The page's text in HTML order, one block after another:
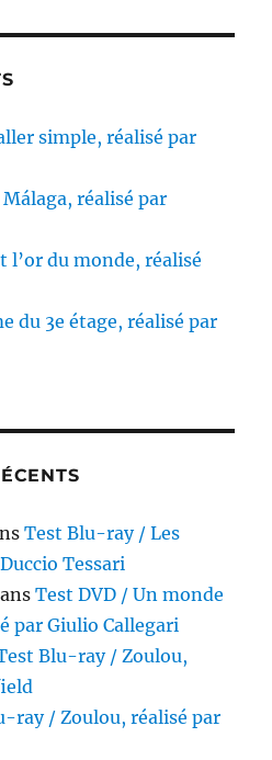
simple, réalisé par
réalisé par
du monde, réalisé
du 3e étage, réalisé par
Test Blu-ray / Les
Tessari
Test DVD / Un monde
par Giulio Callegari
Blu-ray / Zoulou,
ray / Zoulou, réalisé par